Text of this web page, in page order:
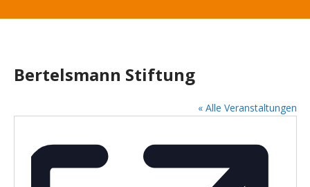
Bertelsmann Stiftung
« Alle Veranstaltungen